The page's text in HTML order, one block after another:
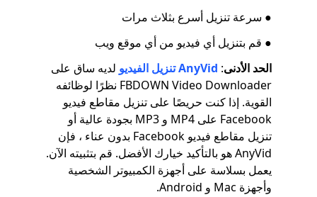
● سرعة تنزيل أسرع بثلاث مرات
● قم بتنزيل أي فيديو من أي موقع ويب
الحد الأدنى:
AnyVid تنزيل الفيديولديه ساق على
FBDOWN Video Downloader نظرًا لوظائفه
القوية. إذا كنت حريصًا على تنزيل مقاطع فيديو
Facebook على MP4 و MP3 بجودة عالية أو
تنزيل مقاطع فيديو Facebook بدون عناء ، فإن
AnyVid هو بالتأكيد خيارك الأفضل. قم بتثبيته الآن.
يعمل بسلاسة على أجهزة الكمبيوتر الشخصية